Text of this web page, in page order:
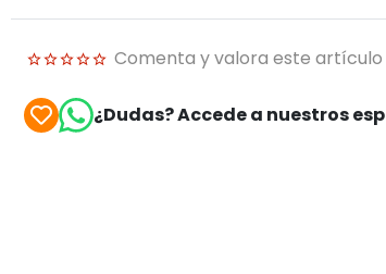
Comenta y valora este artículo
¿Dudas? Accede a nuestros